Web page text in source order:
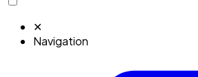
✕
Navigation